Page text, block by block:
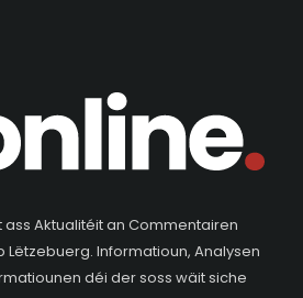
ass Aktualitéit an Commentairen
Lëtzebuerg. Informatioun, Analysen
déi der soss wäit siche